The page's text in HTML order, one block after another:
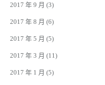
2017 年 9 月 (3)
2017 年 8 月 (6)
2017 年 5 月 (5)
2017 年 3 月 (11)
2017 年 1 月 (5)